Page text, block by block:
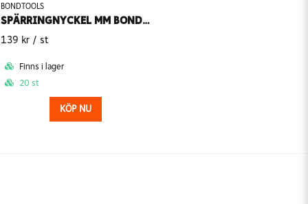
BONDTOOLS
SPÄRRINGNYCKEL MM BONDTOOLS
139 kr / st
Finns i lager
20 st
KÖP NU